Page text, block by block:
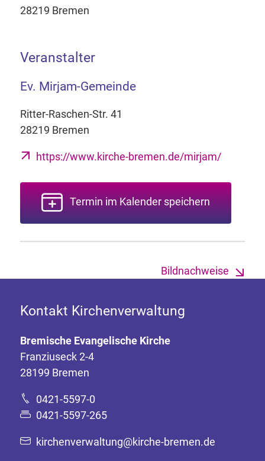
28219 Bremen
Veranstalter
Ev. Mirjam-Gemeinde
Ritter-Raschen-Str. 41
28219 Bremen
https://www.kirche-bremen.de/mirjam/
Termin im Kalender speichern
Bildnachweise
Kontakt Kirchenverwaltung
Bremische Evangelische Kirche
Franziuseck 2-4
28199 Bremen
0421-5597-0
0421-5597-265
kirchenverwaltung@kirche-bremen.de